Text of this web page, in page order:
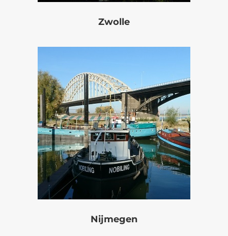
Zwolle
Nijmegen